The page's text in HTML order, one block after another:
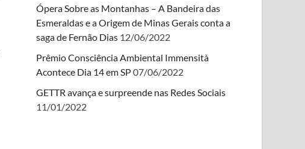
Ópera Sobre as Montanhas – A Bandeira das
Esmeraldas e a Origem de Minas Gerais conta a
saga de Fernão Dias 12/06/2022
Prêmio Consciência Ambiental Immensità
Acontece Dia 14 em SP07/06/2022
GETTR avança e surpreende nas Redes Sociais
11/01/2022